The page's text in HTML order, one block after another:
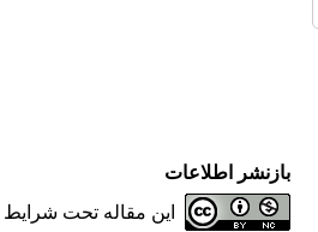
بازنشر اطلاعات
این مقاله تحت شرایط